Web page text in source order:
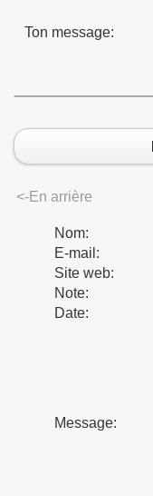
Ton message:
<-En arrière
Nom:
E-mail:
Site web:
Note:
Date:
Message: